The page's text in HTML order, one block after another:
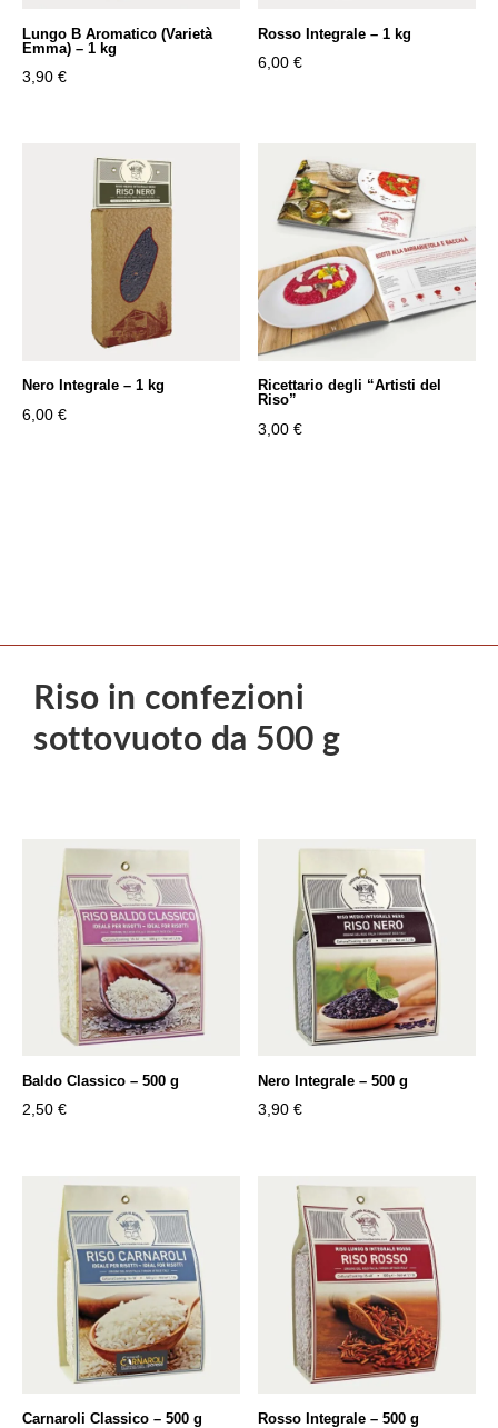
Lungo B Aromatico (Varietà
Emma) – 1 kg
3,90 €
Rosso Integrale – 1 kg
6,00€
Nero Integrale – 1 kg
6,00 €
Ricettario degli “Artisti del
Riso”
3,00€
Riso in confezioni
sottovuoto da 500 g
Baldo Classico – 500 g
2,50 €
Nero Integrale – 500 g
3,90€
Carnaroli Classico – 500 g Rosso Integrale – 500 g